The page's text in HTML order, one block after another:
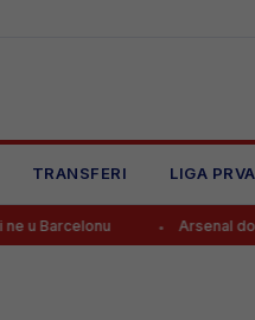
TRANSFERI LIGA
Arsenal dovodi zvijezdu